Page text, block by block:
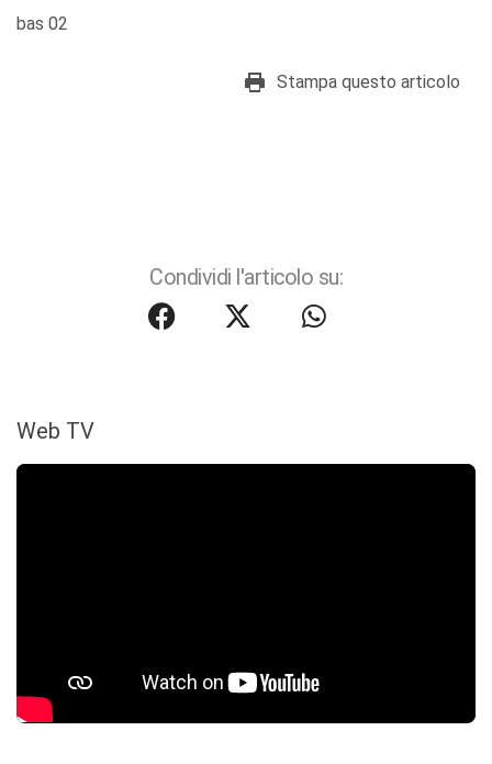
bas 02
Stampa questo articolo
Condividi l'articolo su:
Web TV